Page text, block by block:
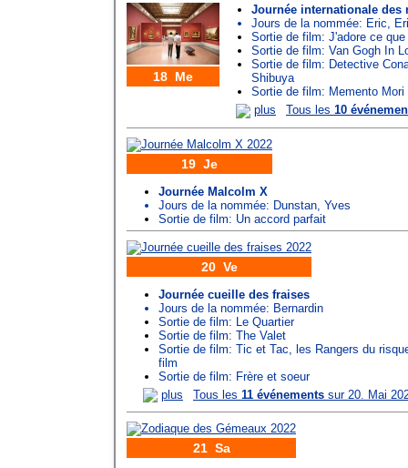
18 Me
Journée internationale des
Jours de la nommée: Eric,
Sortie de film: J'adore ce
Sortie de film: Van Gogh In
Sortie de film: Detective
Shibuya
Sortie de film: Memento Mori
plus
Tous les 10
19 Je
Journée Malcolm X
Jours de la nommée: Dunstan Yves
Sortie de film: Un accord parfait
20 Ve
Journée cueille des fraises
Jours de la nommée: Bernardin
Sortie de film: Le Quartier
Sortie de film: The Valet
Sortie de film: Tic et Tac, les Rangers du
film
Sortie de film: Frère et soeur
plus
Tous les 11 événements sur 20. Mai
21 Sa